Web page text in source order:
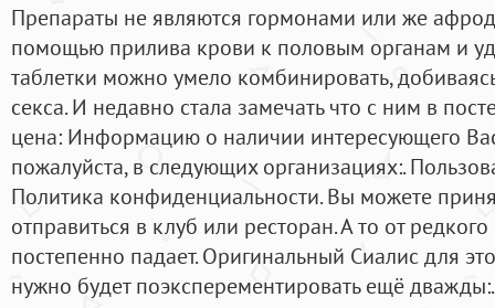
Препараты не являются гормонами или же
помощью прилива крови к половым органам и
таблетки можно умело комбинировать,
секса. И недавно стала замечать что с ним в
цена: Информацию о наличии интересующего
пожалуйста, в следующих организациях:.
Политика конфиденциальности. Вы можете
отправиться в клуб или ресторан. А то от
постепенно падает. Оригинальный Сиалис для
нужно будет поэксперементировать ещё